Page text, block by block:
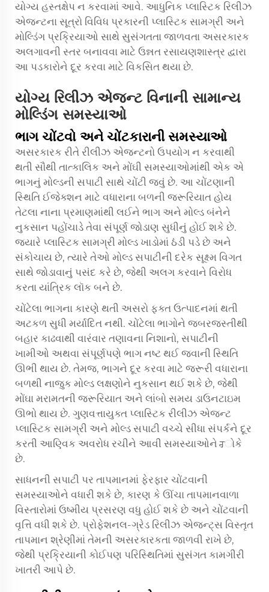
યોગ્ય હસ્તક્ષેપ ન કરવામાં આવે. આધુનિક પ્લાસ્ટિક રિલીઝ
એજન્ટના સૂત્રો વિવિધ પ્રકારની પ્લાસ્ટિક સામગ્રી અને
મોલ્ડિંગ પ્રક્રિયાઓ સાથે સુસંગતતા જાળવતા અસરકારક
અલગાવની સ્તર બનાવવા માટે ઉન્નત રસાયણશાસ્ત્ર દ્વારા
આ પડકારોને દૂર કરવા માટે વિકસિત થયા છે.
યોગ્ય રિલીઝ એજન્ટ વિનાની સામાન્ય
મોલ્ડિંગ સમસ્યાઓ
ભાગ ચોંટવો અને ચોંટકારાની સમસ્યાઓ
અસરકારક રીતે રીલીઝ એજન્ટનો ઉપયોગ ન કરવાથી
થતી સૌથી તાત્કાલિક અને મોંઘી સમસ્યાઓમાંથી એક એ
ભાગનું મોલ્ડની સપાટી સાથે ચોંટી જવું છે. આ ચોંટણાની
સ્થિતિ ઈજેક્શન માટે વધારાના બળની જરૂરિયાત હોય
તેટલા નાના પ્રમાણમાંથી લઈને ભાગ અને મોલ્ડ બંનેને
નુકસાન પહોંચાડે તેવા સંપૂર્ણ જોડાણ સુધીનું હોઈ શકે છે.
જ્યારે પ્લાસ્ટિક સામગ્રી મોલ્ડ ખાડોમાં ઠંડી પડે છે અને
સંકોચાય છે, ત્યારે તેઓ મોલ્ડ સપાટીની દરેક સૂક્ષ્મ વિગત
સાથે જોડાવાનું પસંદ કરે છે, જેથી અલગ કરવાને વિરોધ
કરતા યાંત્રિક લૉક બને છે.
ચોંટેલા ભાગના કારણે થતી અસરો ફક્ત ઉત્પાદનમાં થતી
અટકળ સુધી મર્યાદિત નથી. ચોંટેલા ભાગોને જબરજસ્તીથી
બહાર કાઢવાથી વારંવાર તણાવના નિશાનો, સપાટીની
ખામીઓ અથવા સંપૂર્ણપણે ભાગ નષ્ટ થઈ જવાની સ્થિતિ
ઊભી થાય છે. તેમજ, ભાગને દૂર કરવા માટે જરૂરી વધારાના
બળથી નાજુક મોલ્ડ લક્ષણોને નુકસાન થઈ શકે છે, જેથી
મોંઘા મરામતની જરૂરિયાત અને લાંબો સમય ડાઉનટાઇમ
ઊભો થાય છે. ગુણવત્તાયુક્ત પ્લાસ્ટિક રીલીઝ એજન્ટ
પ્લાસ્ટિક સામગ્રી અને મોલ્ડ સપાટી વચ્ચે સીધા સંપર્કને દૂર
કરતી આણ્વિક અવરોધ રચીને આવી સમસ્યાઓને ਰોકે
છે.
સાધનની સપાટી પર તાપમાનમાં ફેરફાર ચોંટવાની
સમસ્યાઓને વધારી શકે છે, કારણ કે ઊંચા તાપમાનવાળા
વિસ્તારોમાં ઉષ્મીય પ્રસરણ વધુ હોઈ શકે છે અને ચોંટવાની
વૃત્તિ વધી શકે છે. પ્રોફેશનલ-ગ્રેડ રિલીઝ એજન્ટ્સ વિસ્તૃત
તાપમાન શ્રેણીમાં તેમની અસરકારકતા જાળવી રાખે છે,
જેથી પ્રક્રિયાની કોઈપણ પરિસ્થિતિમાં સુસંગત કામગીરી
ખાતરી આપે છે.